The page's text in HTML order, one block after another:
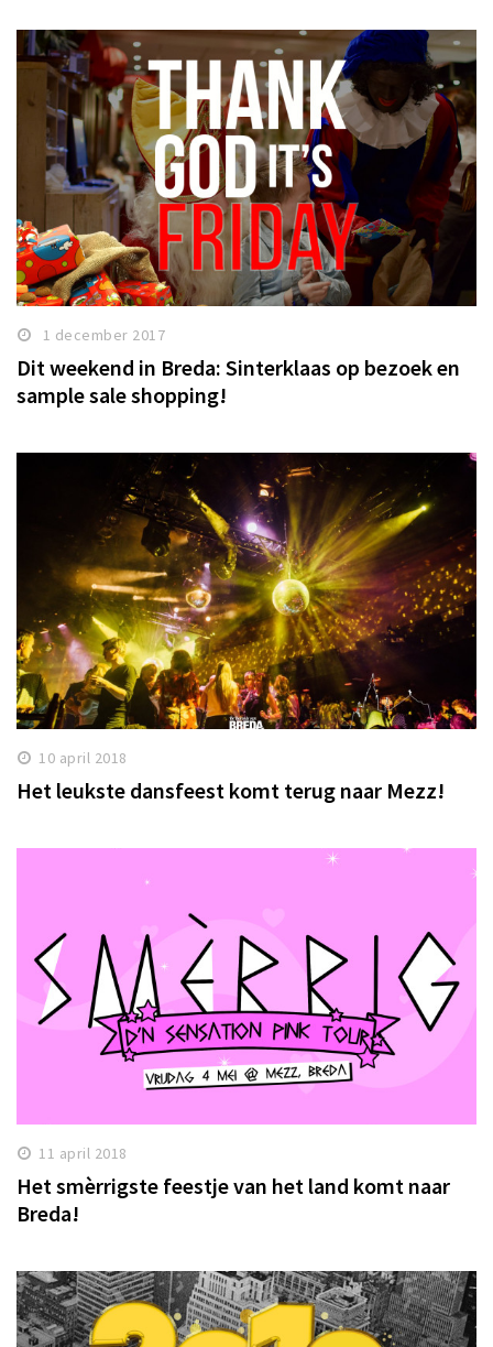
1 december 2017
Dit weekend in Breda: Sinterklaas op bezoek en
sample sale shopping!
10 april 2018
Het leukste dansfeest komt terug naar Mezz!
11 april 2018
Het smèrrigste feestje van het land komt naar
Breda!